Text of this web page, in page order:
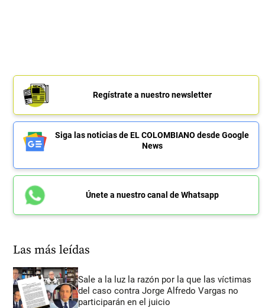
Regístrate a nuestro newsletter
Siga las noticias de EL COLOMBIANO desde Google
News
Únete a nuestro canal de Whatsapp
Las más leídas
Sale a la luz la razón por la que las víctimas
del caso contra Jorge Alfredo Vargas no
participarán en el juicio